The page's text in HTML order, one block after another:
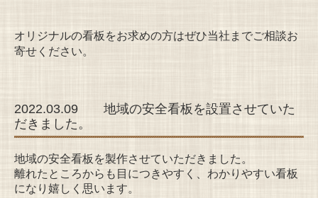
オリジナルの看板をお求めの方はぜひ当社までご相談お
寄せください。
2022.03.09 地域の安全看板を設置させていた
だきました。
地域の安全看板を製作させていただきました。
離れたところからも目につきやすく、わかりやすい看板
になり嬉しく思います。